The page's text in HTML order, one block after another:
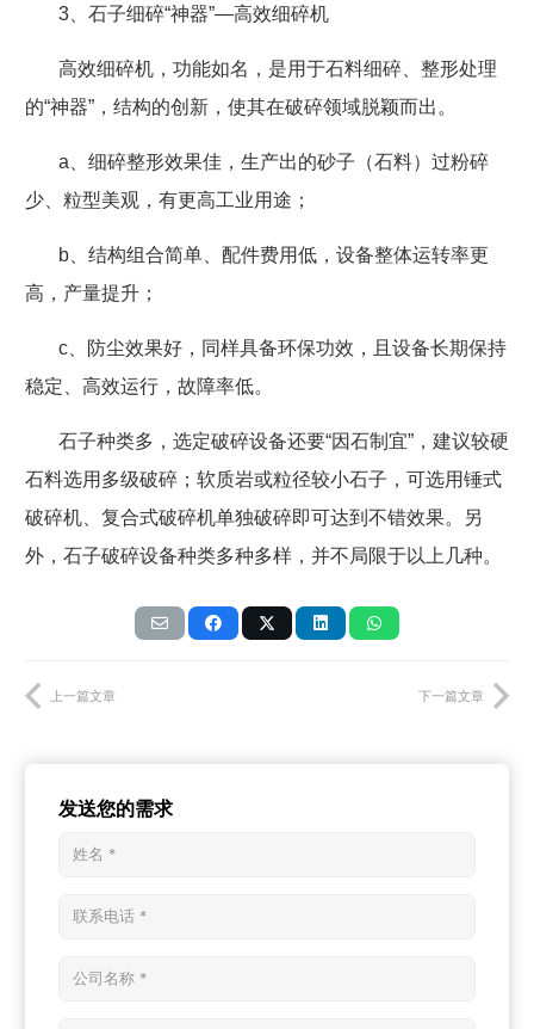
3 、石子细碎“神器”—高效细碎机
高效细碎机，功能如名，是用于石料细碎、整形处理
的“神器”，结构的创新，使其在破碎领域脱颖而出。
a 、细碎整形效果佳，生产出的砂子（石料）过粉碎
少、粒型美观，有更高工业用途；
b 、结构组合简单、配件费用低，设备整体运转率更
高，产量提升；
c 、防尘效果好，同样具备环保功效，且设备长期保持
稳定、高效运行，故障率低。
石子种类多，选定破碎设备还要“因石制宜”，建议较硬
石料选用多级破碎；软质岩或粒径较小石子，可选用锤式
破碎机、复合式破碎机单独破碎即可达到不错效果。另
外，石子破碎设备种类多种多样，并不局限于以上几种。
上一篇文章 下一篇文章
发送您的需求